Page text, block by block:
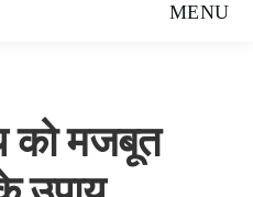
MENU
को मजबूत